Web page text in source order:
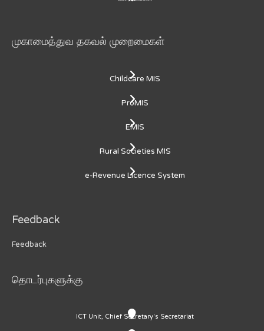
முகாமைத்துவ தகவல் முறைமைகள்
Childcare MIS
ProMIS
EMIS
Rural Societies MIS
e-Revenue Licence System
Feedback
Feedback
தொடர்புகளுக்கு
ICT Unit, Chief Secretary's Secretariat